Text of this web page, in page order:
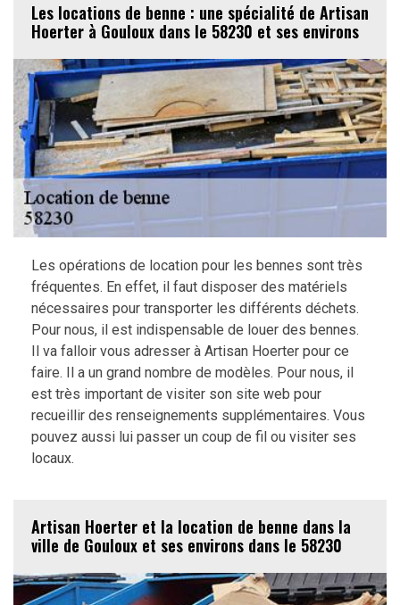
Les locations de benne : une spécialité de Artisan
Hoerter à Gouloux dans le 58230 et ses environs
Les opérations de location pour les bennes sont très
fréquentes. En effet, il faut disposer des matériels
nécessaires pour transporter les différents déchets.
Pour nous, il est indispensable de louer des bennes.
Il va falloir vous adresser à Artisan Hoerter pour ce
faire. Il a un grand nombre de modèles. Pour nous, il
est très important de visiter son site web pour
recueillir des renseignements supplémentaires. Vous
pouvez aussi lui passer un coup de fil ou visiter ses
locaux.
Artisan Hoerter et la location de benne dans la
ville de Gouloux et ses environs dans le 58230